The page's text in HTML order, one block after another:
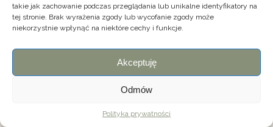
takie jak zachowanie podczas przeglądania lub unikalne identyfikatory na
tej stronie. Brak wyrażenia zgody lub wycofanie zgody może
niekorzystnie wpłynąć na niektóre cechy i funkcje.
Akceptuję
Odmów
Polityka prywatności